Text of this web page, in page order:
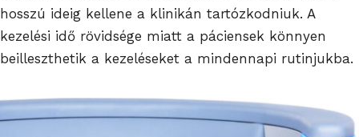
hosszú ideig kellene a klinikán tartózkodniuk. A
kezelési idő rövidsége miatt a páciensek könnyen
beilleszthetik a kezeléseket a mindennapi rutinjukba.